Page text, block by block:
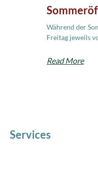
Während der
Freitag jeweils
Read More
Services